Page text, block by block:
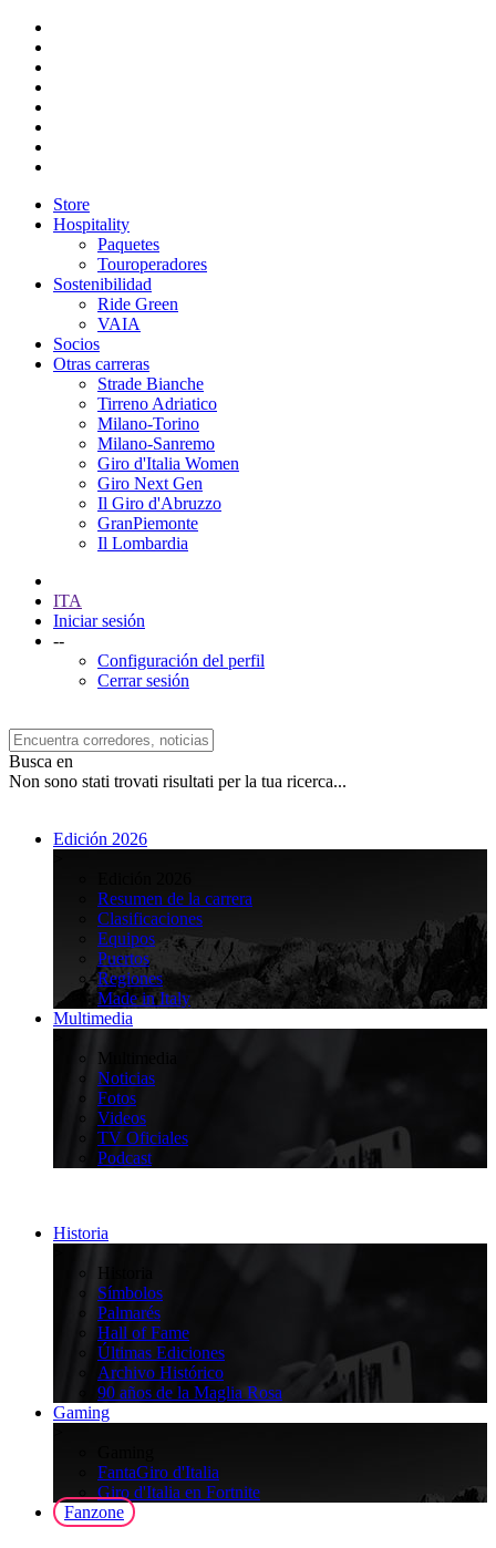
Store
Hospitality
Paquetes
Touroperadores
Sostenibilidad
Ride Green
VAIA
Socios
Otras carreras
Strade Bianche
Tirreno Adriatico
Milano-Torino
Milano-Sanremo
Giro d'Italia Women
Giro Next Gen
Il Giro d'Abruzzo
GranPiemonte
Il Lombardia
ITA
Iniciar sesión
--
Configuración del perfil
Cerrar sesión
Busca en
Non sono stati trovati risultati per la tua ricerca...
Edición 2026
Resumen de la carrera
Clasificaciones
Equipos
Puertos
Regiones
Made in Italy
Multimedia
Multimedia
Noticias
Fotos
Videos
TV Oficiales
Podcast
Historia
Historia
Símbolos
Palmarés
Hall of Fame
Últimas Ediciones
Archivo Histórico
90 años de la Maglia Rosa
Gaming
FantaGiro d'Italia
Giro d'Italia en Fortnite
Fanzone